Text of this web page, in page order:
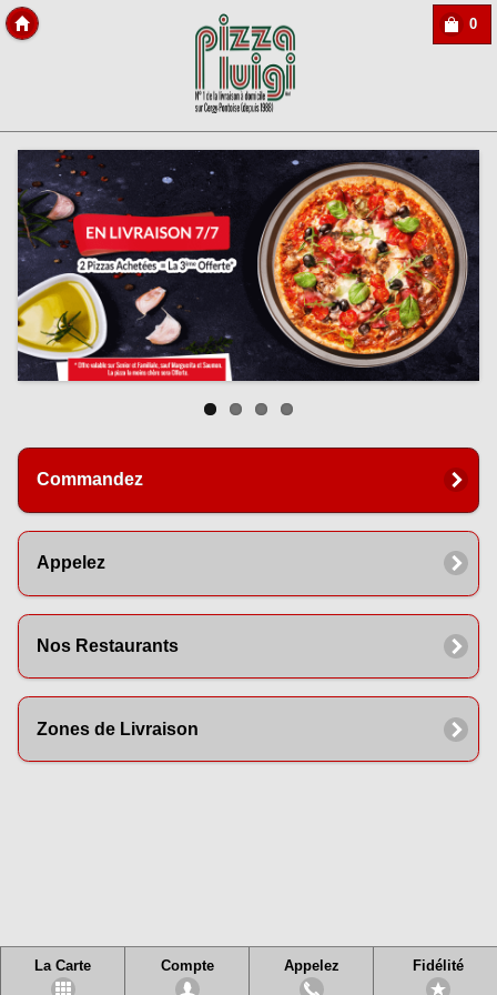
0
Commandez
Appelez
Nos Restaurants
Zones de Livraison
La Carte Compte Appelez Fidélité
Copyright des-click